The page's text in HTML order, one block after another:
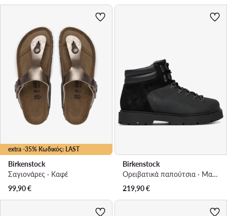
extra -35% Κωδικός: LAST
Birkenstock
Σαγιονάρες · Καφέ
99,90€
Birkenstock
Ορειβατικά παπούτσια · Μαύρο
219,90€